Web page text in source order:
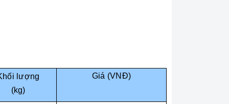
lượng
(kg)
Giá (VNĐ)